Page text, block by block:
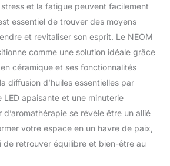
et la fatigue peuvent facilement
essentiel de trouver des moyens
et revitaliser son esprit. Le NEOM
comme une solution idéale grâce
céramique et ses fonctionnalités
diffusion d’huiles essentielles par
LED apaisante et une minuterie
se révèle être un allié
votre espace en un havre de paix,
de retrouver équilibre et bien-être au